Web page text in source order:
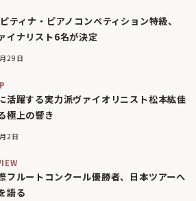
ティナ・ピアノコンペティション特級、
イナリスト6名が決定
29日
活躍する実力派ヴァイオリニスト松本紘佳
極上の響き
2日
フルートコンクール優勝者、日本ツアーへ
語る